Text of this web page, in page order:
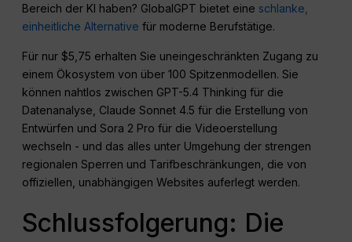
Bereich der KI haben? GlobalGPT bietet eine schlanke,
einheitliche Alternative für moderne Berufstätige.
Für nur $5,75 erhalten Sie uneingeschränkten Zugang zu
einem Ökosystem von über 100 Spitzenmodellen. Sie
können nahtlos zwischen GPT-5.4 Thinking für die
Datenanalyse, Claude Sonnet 4.5 für die Erstellung von
Entwürfen und Sora 2 Pro für die Videoerstellung
wechseln - und das alles unter Umgehung der strengen
regionalen Sperren und Tarifbeschränkungen, die von
offiziellen, unabhängigen Websites auferlegt werden.
Schlussfolgerung: Die